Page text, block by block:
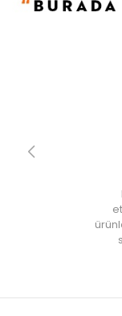
ayrı olarak sevk
olarak renk ve doku